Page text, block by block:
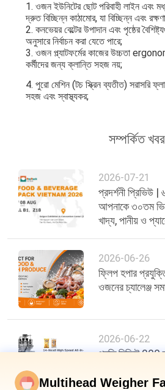
1. ওজন ইউনিটের ছোট পরিবাহী লাইন এবং
দ্রুত বিচ্ছিন্ন কাঠামোর, যা বিচ্ছিন্ন এবং
2. কনভেয়র বেল্টের উপাদান এবং পৃষ্ঠের
অনুসারে নির্বাচন করা যেতে পারে;
3. ওজন প্ল্যাটফর্মের কাজের উচ্চতা
কর্মীদের জন্য ক্লান্তি সহজ নয়;
4. পুরো মেশিন (টচ স্ক্রিন ব্যতীত) সরাসরি
সহজ এবং স্বাস্থ্যকর;
সম্পর্কিত খবর
2026-07-21
প্রদর্শনী
আপনাকে ৩০তম
খাদ্য, পানীয় ও
2026-06-26
ফ্লিপ হপার
ওজনের চ্যালেঞ্জ
2026-06-22
প্রতি মিনিটে 200
Multihead Weigher